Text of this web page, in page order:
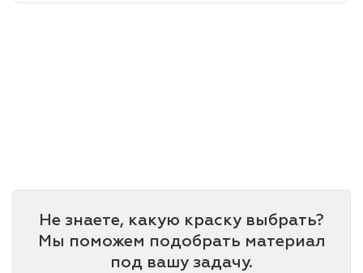
Не знаете, какую краску выбрать?
Мы поможем подобрать материал
под вашу задачу.